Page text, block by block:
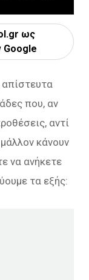
ως
Google
απίστευτα
που, αν
αντί
κάνουν
να ανήκετε
τα εξής: